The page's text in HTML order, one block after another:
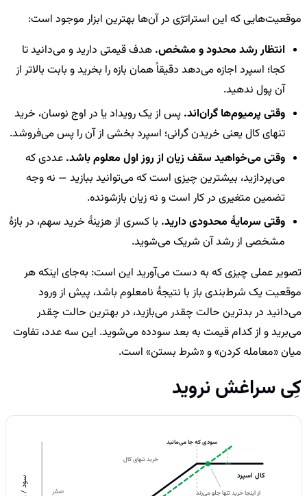
موقعیت‌هایی که این استراتژی در آن‌ها بهترین ابزار موجود است:
انتظار رشد محدود و مشخص. هدف قیمتی دارید و می‌دانید تا
کجا؛ اسپرد اجازه می‌دهد دقیقاً همان بازه را بخرید و بابت بالاتر از
آن پول ندهید.
وقتی پرمیوم‌ها گران‌اند. پس از یک رویداد یا در اوج نوسان، خرید
تنهای کال یعنی خریدن گرانی؛ اسپرد بخشی از آن را پس می‌فروشد.
وقتی می‌خواهید سقف زیان از روز اول معلوم باشد. عددی که
می‌پردازید، بیشترین چیزی است که می‌توانید ببازید — نه وجه
تضمین متغیری در کار است و نه زیان بازشونده.
وقتی سرمایهٔ محدودی دارید. با کسری از هزینهٔ خرید سهم، در بازهٔ
مشخصی از رشد آن شریک می‌شوید.
تصویر عملی چیزی که به دست می‌آورید این است: به‌جای اینکه هر
موقعیت یک شرط‌بندی باز با نتیجهٔ نامعلوم باشد، پیش از ورود
می‌دانید در بدترین حالت چقدر می‌بازید، در بهترین حالت چقدر
می‌برید و از کدام قیمت به بعد سودده می‌شوید. این سه عدد، تفاوت
میان «معامله کردن» و «شرط بستن» است.
کِی سراغش نروید
صفر
سودی که جا می‌مانید
خرید تنهای کال
کال اسپرد
از اینجا خرید تنها جلو می‌زند